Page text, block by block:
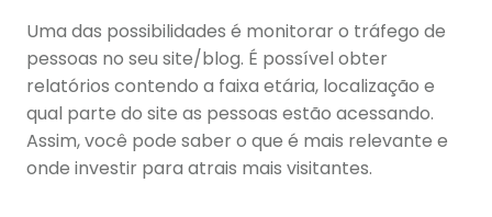
Uma das possibilidades é monitorar o tráfego de
pessoas no seu site/blog. É possível obter
relatórios contendo a faixa etária, localização e
qual parte do site as pessoas estão acessando.
Assim, você pode saber o que é mais relevante e
onde investir para atrais mais visitantes.